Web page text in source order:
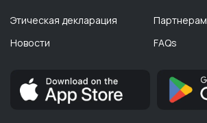
Этическая декларация
Новости
Партнерам
FAQs